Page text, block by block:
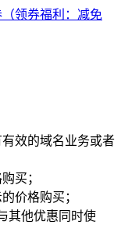
领券福利：减免
效的域名业务或者
买；
价格购买；
其他优惠同时使